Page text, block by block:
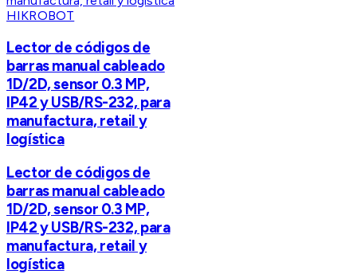
HIKROBOT
Lector de códigos de
barras manual cableado
1D/2D, sensor 0.3 MP,
IP42 y USB/RS-232, para
manufactura, retail y
logística
Lector de códigos de
barras manual cableado
1D/2D, sensor 0.3 MP,
IP42 y USB/RS-232, para
manufactura, retail y
logística